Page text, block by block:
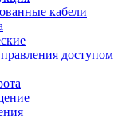
кабели
доступом